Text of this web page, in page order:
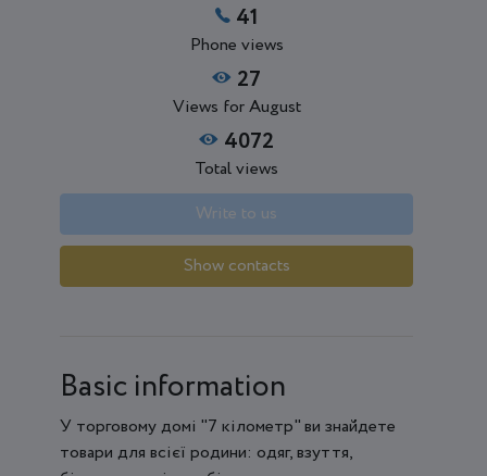
41
Phone views
27
Views for August
4072
Total views
Write to us
Show contacts
Basic information
У торговому домі "7 кілометр" ви знайдете
товари для всієї родини: одяг, взуття,